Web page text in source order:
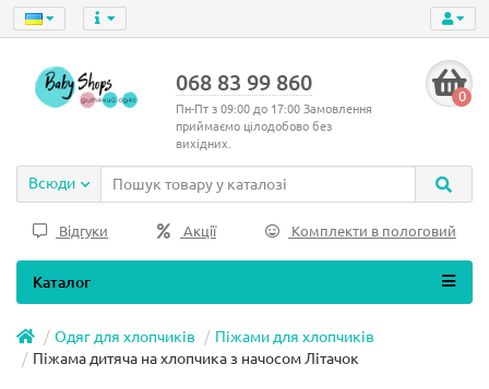
068 83 99 860
Пн-Пт з 09:00 до 17:00 Замовлення
приймаємо цілодобово без
вихідних.
0
Всюди
Відгуки Акції Комплекти в пологовий
Каталог
Одяг для хлопчиків
Піжами для хлопчиків
Піжама дитяча на хлопчика з начосом Літачок